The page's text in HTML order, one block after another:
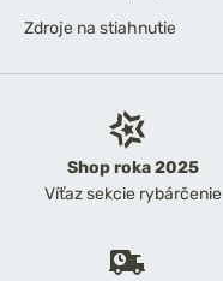
Shop roka 2025
Víťaz sekcie rybárčenie
Zdroje na stiahnutie